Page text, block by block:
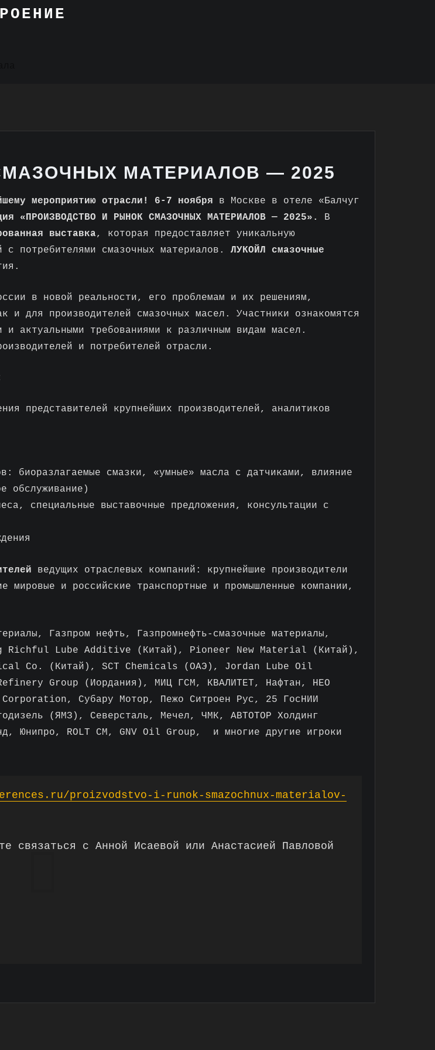
МАТЕРИАЛОВ — 2025
мероприятию отрасли! 6-7 ноября в Москве в отеле «Балчуг
«ПРОИЗВОДСТВО И РЫНОК СМАЗОЧНЫХ МАТЕРИАЛОВ — 2025» . В
выставка, которая предоставляет уникальную
с потребителями смазочных материалов. ЛУКОЙЛ cмазочные
в новой реальности, его проблемам и их решениям,
и для производителей смазочных масел. Участники ознакомятся
актуальными требованиями к различным видам масел.
и потребителей отрасли.
представителей крупнейших производителей, аналитиков
биоразлагаемые смазки, «умные» масла с датчиками, влияние
обслуживание)
специальные выставочные предложения, консультации с
ведущих отраслевых компаний: крупнейшие производители
и российские транспортные и промышленные компании,
Газпром нефть, Газпромнефть-смазочные материалы,
Richful Lube Additive (Китай), Pioneer New Material (Китай),
Co. (Китай), SCT Chemicals (ОАЭ), Jordan Lube Oil
Group (Иордания), МИЦ ГСМ, КВАЛИТЕТ, Нафтан, НЕО
Субару Мотор, Пежо Ситроен Рус, 25 ГосНИИ
(ЯМЗ), Северсталь, Мечел, ЧМК, АВТОТОР Холдинг
Юнипро, ROLT CM, GNV Oil Group, и многие другие игроки
proizvodstvo-i-runok-smazochnux-materialov-
связаться с Анной Исаевой или Анастасией Павловой